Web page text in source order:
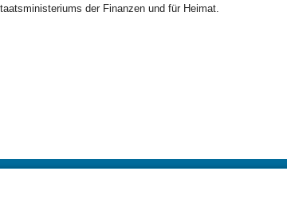
der Finanzen und für Heimat.